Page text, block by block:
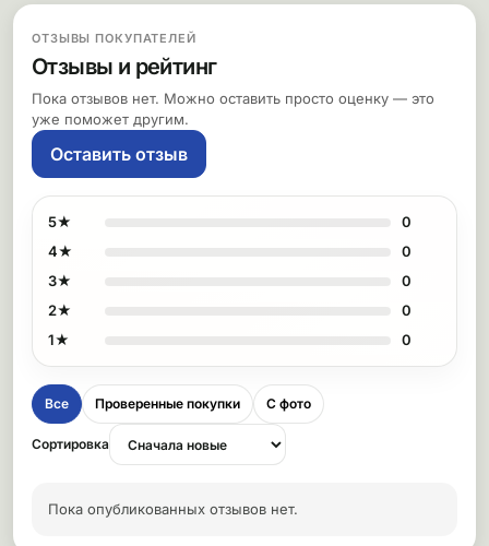
ОТЗЫВЫ ПОКУПАТЕЛЕЙ
Отзывы и рейтинг
Пока отзывов нет. Можно оставить просто оценку — это
уже поможет другим.
Оставить отзыв
5★
0
4★
0
3★
0
2★
0
1★
0
Все Проверенные покупки С фото
Сортировка
Пока опубликованных отзывов нет.